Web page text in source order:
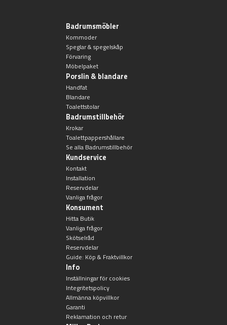
Badrumsmöbler
Kommoder
Speglar & spegelskåp
Förvaring
Möbelpaket
Porslin & blandare
Handfat
Blandare
Toalettstolar
Badrumstillbehör
Krokar
Toalettpappershållare
Se alla Badrumstillbehör
Kundservice
Kontakt
Installation
Reservdelar
Vanliga frågor
Konsument
Hitta Butik
Vanliga frågor
Skötselråd
Reservdelar
Guide: Köp & Fraktvillkor
Info
Inställningar för cookies
Integritetspolicy
Allmänna köpvillkor
Garanti
Reklamation och retur